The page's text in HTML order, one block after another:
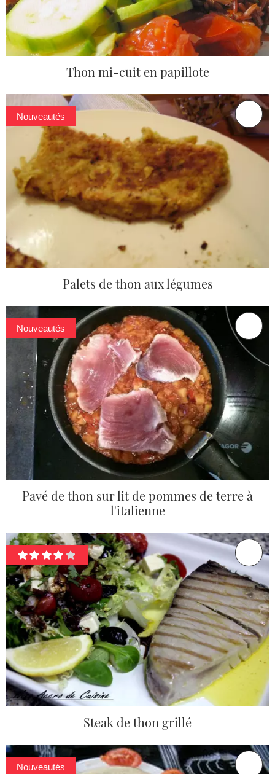
Thon mi-cuit en papillote
Nouveautés
Palets de thon aux légumes
Nouveautés
Pavé de thon sur lit de pommes de terre à
l'italienne
Steak de thon grillé
Nouveautés